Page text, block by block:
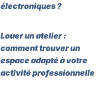
électroniques ?
Louer un atelier :
comment trouver un
espace adapté à votre
activité professionnelle